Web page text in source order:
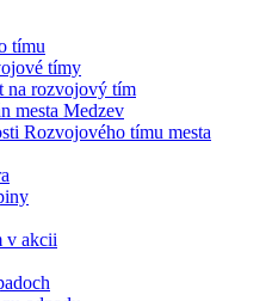
tímu
tímy
na rozvojový tím
mesta Medzev
Rozvojového tímu mesta
v akcii